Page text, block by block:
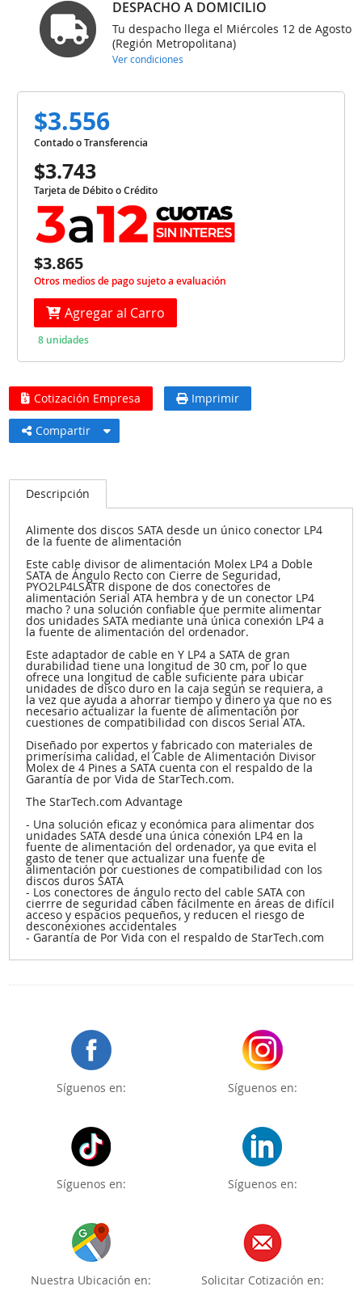
DESPACHO A DOMICILIO
Tu despacho llega el Miércoles 12 de Agosto
(Región Metropolitana)
Ver condiciones
$3.556
Contado o Transferencia
$3.743
Tarjeta de Débito o Crédito
$3.865
Otros medios de pago sujeto a evaluación
Agregar al Carro
8 unidades
Cotización Empresa Imprimir
Compartir
Descripción
Alimente dos discos SATA desde un único conector LP4
de la fuente de alimentación
Este cable divisor de alimentación Molex LP4 a Doble
SATA de Ángulo Recto con Cierre de Seguridad,
PYO2LP4LSATR dispone de dos conectores de
alimentación Serial ATA hembra y de un conector LP4
macho ? una solución confiable que permite alimentar
dos unidades SATA mediante una única conexión LP4 a
la fuente de alimentación del ordenador.
Este adaptador de cable en Y LP4 a SATA de gran
durabilidad tiene una longitud de 30 cm, por lo que
ofrece una longitud de cable suficiente para ubicar
unidades de disco duro en la caja según se requiera, a
la vez que ayuda a ahorrar tiempo y dinero ya que no es
necesario actualizar la fuente de alimentación por
cuestiones de compatibilidad con discos Serial ATA.
Diseñado por expertos y fabricado con materiales de
primerísima calidad, el Cable de Alimentación Divisor
Molex de 4 Pines a SATA cuenta con el respaldo de la
Garantía de por Vida de StarTech.com.
The StarTech.com Advantage
- Una solución eficaz y económica para alimentar dos
unidades SATA desde una única conexión LP4 en la
fuente de alimentación del ordenador, ya que evita el
gasto de tener que actualizar una fuente de
alimentación por cuestiones de compatibilidad con los
discos duros SATA
- Los conectores de ángulo recto del cable SATA con
cierrre de seguridad caben fácilmente en áreas de difícil
acceso y espacios pequeños, y reducen el riesgo de
desconexiones accidentales
- Garantía de Por Vida con el respaldo de StarTech.com
Síguenos en: Síguenos en:
Síguenos en: Síguenos en:
Nuestra Ubicación en: Solicitar Cotización en: